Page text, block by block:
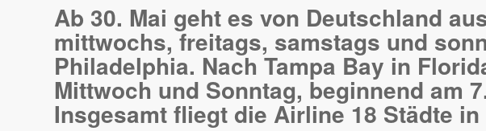
Ab 30. Mai geht es von Deutschland
mittwochs, freitags, samstags und
Philadelphia. Nach Tampa Bay in
Mittwoch und Sonntag, beginnend am
Insgesamt fliegt die Airline 18 Städte